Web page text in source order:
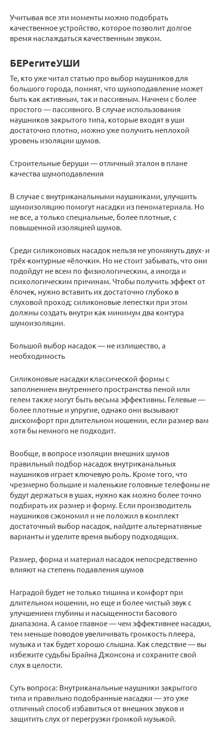
Учитывая все эти моменты можно подобрать
качественное устройство, которое позволит долгое
время наслаждаться качественным звуком.
БЕРегитеУШИ
Те, кто уже читал статью про выбор наушников для
большого города, помнят, что шумоподавление может
быть как активным, так и пассивным. Начнем с более
простого — пассивного. В случае использования
наушников закрытого типа, которые входят в уши
достаточно плотно, можно уже получить неплохой
уровень изоляции шумов.
Строительные беруши — отличный эталон в плане
качества шумоподавления
В случае с внутриканальными наушниками, улучшить
шумоизоляцию помогут насадки из пеноматериала. Но
не все, а только специальные, более плотные, с
повышенной изоляцией шумов.
Среди силиконовых насадок нельзя не упомянуть двух- и
трёх-контурные «ёлочки». Но не стоит забывать, что они
подойдут не всем по физиологическим, а иногда и
психологическим причинам. Чтобы получить эффект от
ёлочек, нужно вставить их достаточно глубоко в
слуховой проход; силиконовые лепестки при этом
должны создать внутри как минимум два контура
шумоизоляции.
Большой выбор насадок — не излишество, а
необходимость
Силиконовые насадки классической формы с
заполнением внутреннего пространства пеной или
гелем также могут быть весьма эффективны. Гелевые —
более плотные и упругие, однако они вызывают
дискомфорт при длительном ношении, если размер вам
хотя бы немного не подходит.
Вообще, в вопросе изоляции внешних шумов
правильный подбор насадок внутриканальных
наушников играет ключевую роль. Кроме того, что
чрезмерно большие и маленькие головные телефоны не
будут держаться в ушах, нужно как можно более точно
подбирать их размер и форму. Если производитель
наушников сэкономил и не положил в комплект
достаточный выбор насадок, найдите альтернативные
варианты и уделите время выбору подходящих.
Размер, форма и материал насадок непосредственно
влияют на степень подавления шумов
Наградой будет не только тишина и комфорт при
длительном ношении, но еще и более чистый звук с
улучшением глубины и насыщенности басового
диапазона. А самое главное — чем эффективнее насадки,
тем меньше поводов увеличивать громкость плеера,
музыка и так будет хорошо слышна. Как следствие — вы
избежите судьбы Брайна Джонсона и сохраните свой
слух в целости.
Суть вопроса: Внутриканальные наушники закрытого
типа и правильно подобранные насадки — это уже
отличный способ избавиться от внешних звуков и
защитить слух от перегрузки громкой музыкой.